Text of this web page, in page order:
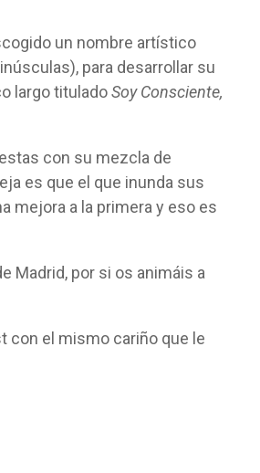
un nombre artístico
para desarrollar su
largo tituladoSoy Consciente,
con su mezcla de
es que el que inunda sus
mejora a la primera y eso es
Madrid, por si os animáis a
con el mismo cariño que le